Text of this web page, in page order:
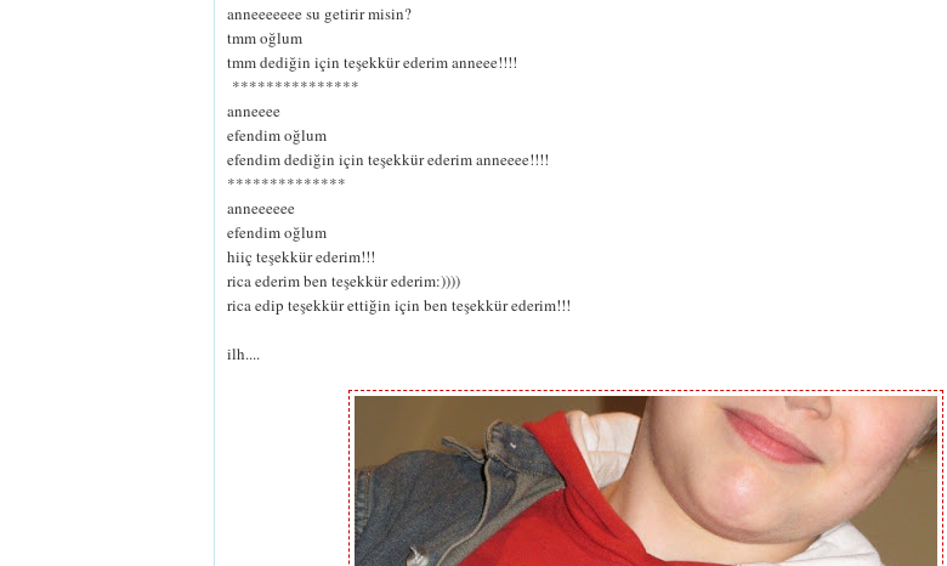
anneeeeeee su getirir misin?
tmm oğlum
tmm dediğin için teşekkür ederim anneee!!!!
***************
anneeee
efendim oğlum
efendim dediğin için teşekkür ederim anneeee!!!!
**************
anneeeeee
efendim oğlum
hiiç teşekkür ederim!!!
rica ederim ben teşekkür ederim:))))
rica edip teşekkür ettiğin için ben teşekkür ederim!!!
ilh....